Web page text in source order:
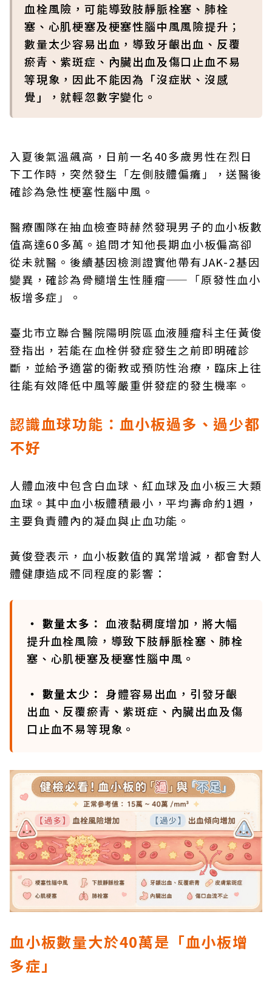
血栓風險，可能導致肢靜脈栓塞、肺栓
塞、心肌梗塞及梗塞性腦中風風險提升；
數量太少容易出血，導致牙齦出血、反覆
瘀青、紫斑症、內臟出血及傷口止血不易
等現象，因此不能因為「沒症狀、沒感
覺」，就輕忽數字變化。
入夏後氣溫飆高，日前一名40多歲男性在烈日
下工作時，突然發生「左側肢體偏癱」，送醫後
確診為急性梗塞性腦中風。
醫療團隊在抽血檢查時赫然發現男子的血小板數
值高達60多萬。追問才知他長期血小板偏高卻
從未就醫。後續基因檢測證實他帶有JAK-2基因
變異，確診為骨髓增生性腫瘤——「原發性血小
板增多症」。
臺北市立聯合醫院陽明院區血液腫瘤科主任黃俊
登指出，若能在血栓併發症發生之前即明確診
斷，並給予適當的衛教或預防性治療，臨床上往
往能有效降低中風等嚴重併發症的發生機率。
認識血球功能：血小板過多、過少都
不好
人體血液中包含白血球、紅血球及血小板三大類
血球。其中血小板體積最小，平均壽命約1週，
主要負責體內的凝血與止血功能。
黃俊登表示，血小板數值的異常增減，都會對人
體健康造成不同程度的影響：
‧ 數量太多：
血液黏稠度增加，將大幅
提升血栓風險，導致下肢靜脈栓塞、肺栓
塞、心肌梗塞及梗塞性腦中風。
‧ 數量太少： 身體容易出血，引發牙齦
出血、反覆瘀青、紫斑症、內臟出血及傷
口止血不易等現象。
血小板數量大於40萬是 「血小板增
多症」